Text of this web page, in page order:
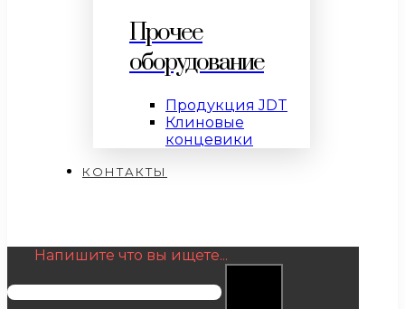
Прочее
оборудование
Продукция JDT
Клиновые
концевики
КОНТАКТЫ
Напишите что вы ищете...